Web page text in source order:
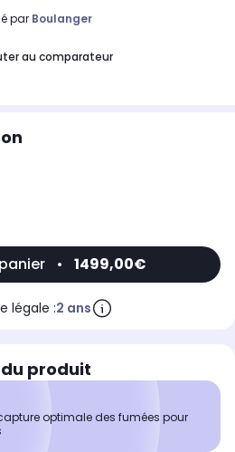
par Boulanger
au comparateur
• 1499,00€
légale :2 ans
produit
optimale des fumées pour